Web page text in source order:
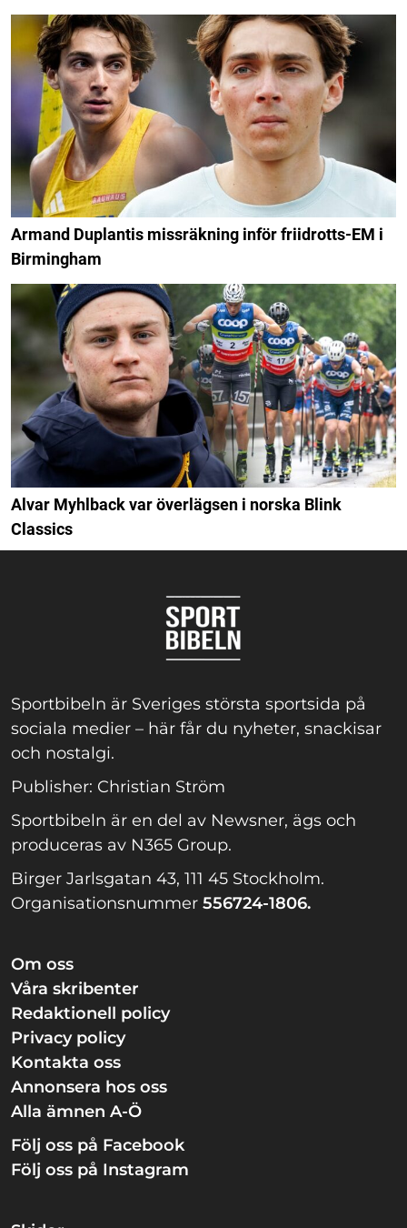
Armand Duplantis missräkning inför friidrotts-EM i
Birmingham
Alvar Myhlback var överlägsen i norska Blink
Classics
Sportbibeln är Sveriges största sportsida på
sociala medier – här får du nyheter, snackisar
och nostalgi.
Publisher: Christian Ström
Sportbibeln är en del av Newsner, ägs och
produceras av N365 Group.
Birger Jarlsgatan 43, 111 45 Stockholm.
Organisationsnummer 556724-1806.
Om oss
Våra skribenter
Redaktionell policy
Privacy policy
Kontakta oss
Annonsera hos oss
Alla ämnen A-Ö
Följ oss på Facebook
Följ oss på Instagram